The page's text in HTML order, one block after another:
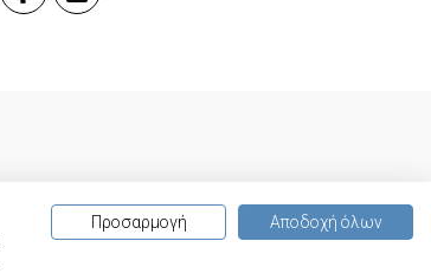
Προσαρμογή Αποδοχή όλων